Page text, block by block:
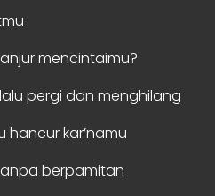
mencintaimu?
pergi dan menghilang
hancur kar’namu
berpamitan